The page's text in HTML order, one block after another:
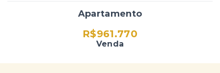
Apartamento
R$961.770
Venda